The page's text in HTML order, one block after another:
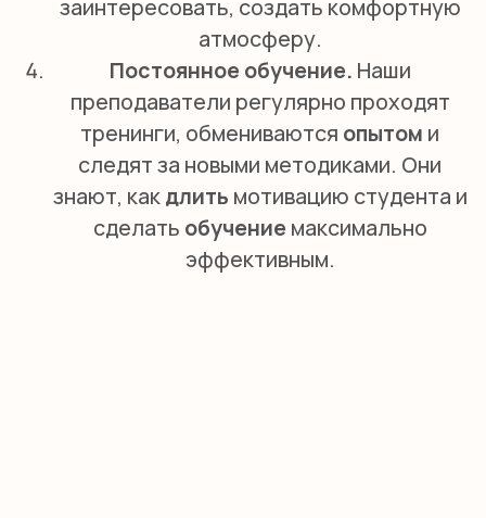
НАЧНИТЕ СВОЙ ПУТЬ К
СВОБОДНОМУ
АНГЛИЙСКОМУ УЖЕ
СЕГОДНЯ
Не откладывайте изучение языка на
потом.
Оставьте заявку на бесплатное
пробное занятие с носителем прямо
сейчас. Мы свяжемся с вами в течение 10
минут, ответим на все вопросы, подберём